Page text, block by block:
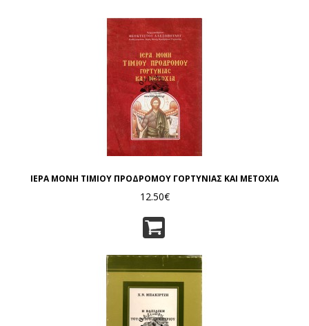
ΙΕΡΑ ΜΟΝΗ ΤΙΜΙΟΥ ΠΡΟΔΡΟΜΟΥ ΓΟΡΤΥΝΙΑΣ ΚΑΙ ΜΕΤΟΧΙΑ
12.50€